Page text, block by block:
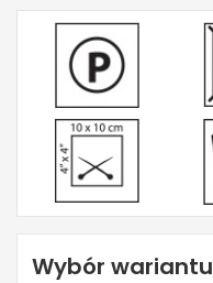
Wybór wariantu